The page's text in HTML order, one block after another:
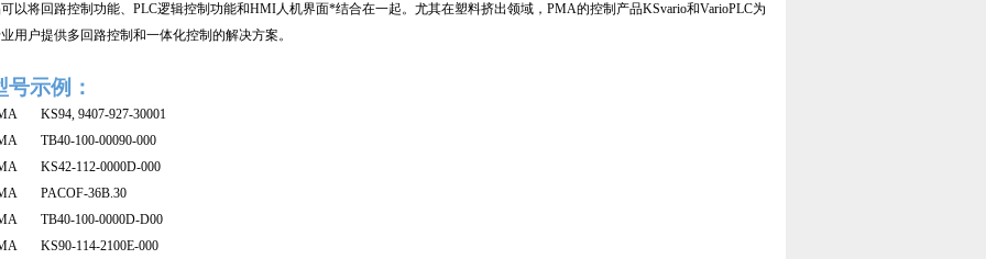
以将回路控制功能、PLC逻辑控制功能和HMI人机界面*结合在一起。尤其在塑料挤出领域，PMA的控制产品KSvario和VarioPLC为
用户提供多回路控制和一体化控制的解决方案。
号示例：
KS94, 9407-927-30001
TB40-100-00090-000
KS42-112-0000D-000
PACOF-36B.30
TB40-100-0000D-D00
KS90-114-2100E-000